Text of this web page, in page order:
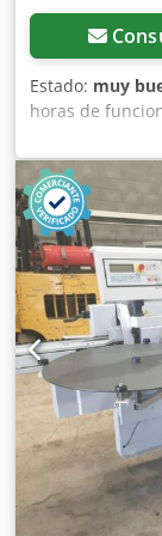
Estado: muy
horas de
encajado de
depósitos de
esquinas y dos
principiantes
enviar un
petición.
pieza: aprox. 10
m/min
pieza
80 mm,
diámetro de
color para
guardar 10
manual con
ajuste manual
fresas de